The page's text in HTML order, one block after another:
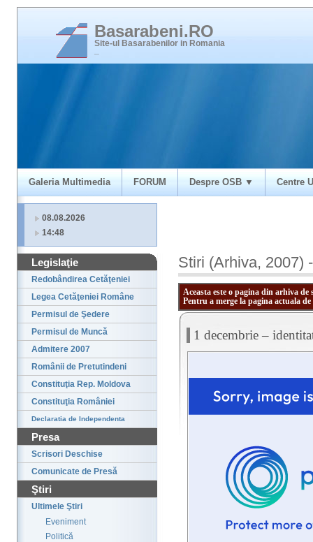
Basarabeni.RO
Site-ul Basarabenilor in Romania
Galeria Multimedia FORUM Despre OSB ▼ Centre
08.08.2026
14:48
Legislaţie
Redobândirea Cetăţeniei
Legea Cetăţeniei Române
Permisul de Şedere
Permisul de Muncă
Admitere 2007
Românii de Pretutindeni
Constituţia Rep. Moldova
Constituţia României
Declaratia de Independenta
Presa
Scrisori Deschise
Comunicate de Presă
Ştiri
Ultimele Ştiri
Eveniment
Politică
Stiri (Arhiva, 2007)
Aceasta este o pagina din arhiva
Pentru a merge la pagina actuala
1 decembrie –